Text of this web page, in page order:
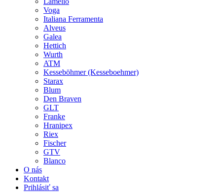
Voga
Italiana Ferramenta
Alveus
Galea
Hettich
Wurth
ATM
Kesseböhmer (Kesseboehmer)
Starax
Blum
Den Braven
GLT
Franke
Hranipex
Riex
Fischer
GTV
Blanco
O nás
Kontakt
Prihlásiť sa